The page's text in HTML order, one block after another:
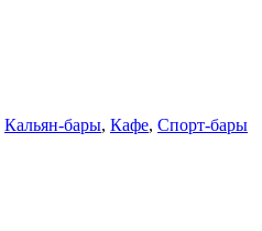
Кальян-бары, Кафе, Спорт-бары